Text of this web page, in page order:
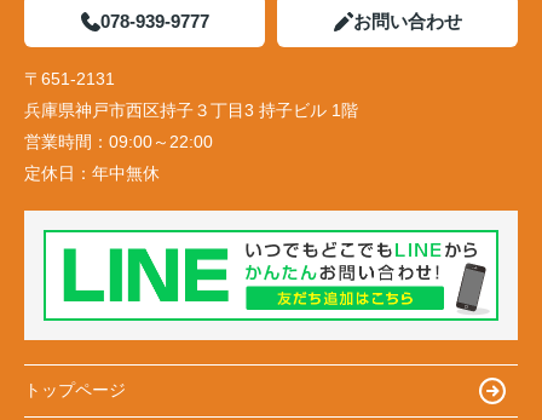
078-939-9777 お問い合わせ
〒651-2131
兵庫県神戸市西区持子３丁目3 持子ビル 1階
営業時間： 09:00～22:00
定休日： 年中無休
トップページ